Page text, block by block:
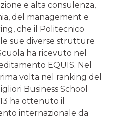
e alta consulenza,
del management e
che il Politecnico
sue diverse strutture
ha ricevuto nel
EQUIS. Nel
volta nel ranking del
Business School
ha ottenuto il
internazionale da